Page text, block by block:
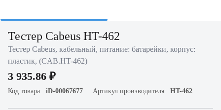
Тестер Cabeus HT-462
Тестер Cabeus, кабельный, питание: батарейки, корпус:
пластик, (CAB.HT-462)
3 935.86 ₽
Код товара: iD-00067677 Артикул производителя: HT-462